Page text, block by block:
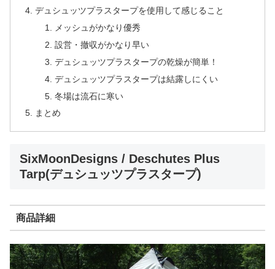
デュシュッツプラスタープを使用して感じること
メッシュがかなり優秀
設営・撤収がかなり早い
デュシュッツプラスタープの乾燥が簡単！
デュシュッツプラスタープは結露しにくい
冬場は流石に寒い
まとめ
SixMoonDesigns / Deschutes Plus
Tarp(デュシュッツプラスタープ)
商品詳細